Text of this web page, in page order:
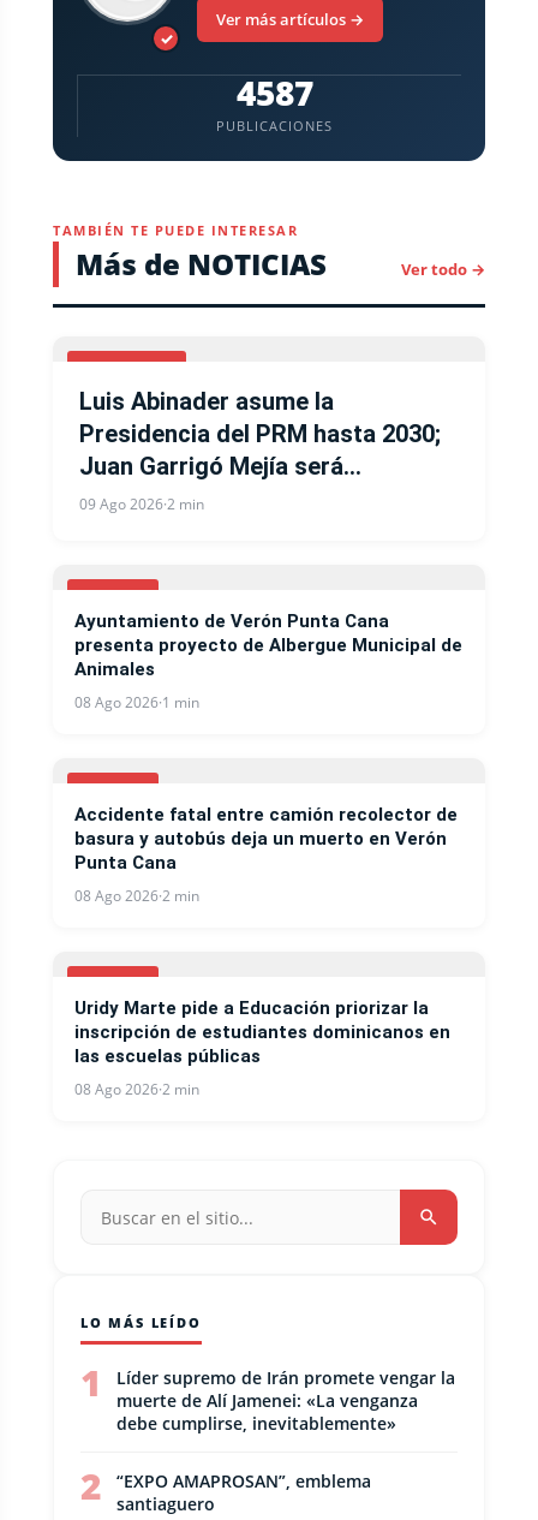
✓
Ver más artículos →
4587
PUBLICACIONES
TAMBIÉN TE PUEDE INTERESAR
Más de NOTICIAS Ver todo →
NACIONALES
Luis Abinader asume la
Presidencia del PRM hasta 2030;
Juan Garrigó Mejía será
Secretario General y Gloria Reyes
09 Ago 2026·2 min
LOCALES
Ayuntamiento de Verón Punta Cana
presenta proyecto de Albergue Municipal de
Animales
08 Ago 2026·1 min
LOCALES
Accidente fatal entre camión recolector de
basura y autobús deja un muerto en Verón
Punta Cana
08 Ago 2026·2 min
LOCALES
Uridy Marte pide a Educación priorizar la
inscripción de estudiantes dominicanos en
las escuelas públicas
08 Ago 2026·2 min
LO MÁS LEÍDO
1
Líder supremo de Irán promete vengar la
muerte de Alí Jamenei: «La venganza
debe cumplirse, inevitablemente»
2
“EXPO AMAPROSAN”, emblema
santiaguero